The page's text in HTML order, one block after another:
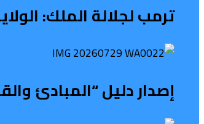
ترمب لجلالة الملك:
إصدار دليل “المبادئ